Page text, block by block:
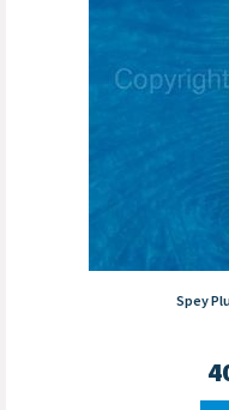
Spey